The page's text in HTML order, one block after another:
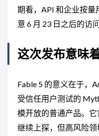
期看，API 和企业按
意 6 月 23 日之后的访
这次发布意味
Fable 5 的意义在于，
受信任用户测试的
模开放的普通产品。
继续上探，但高风险